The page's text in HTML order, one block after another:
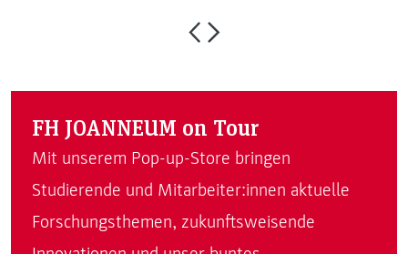
FH JOANNEUM on Tour
Mit unserem Pop-up-Store bringen
Studierende und Mitarbeiter:innen aktuelle
Forschungsthemen, zukunftsweisende